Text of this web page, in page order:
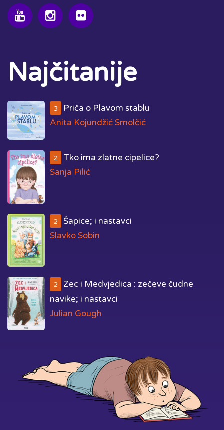
Najčitanije
3
Priča o Plavom stablu
Anita Kojundžić Smolčić
2
Tko ima zlatne cipelice?
Sanja Pilić
2
Šapice; i nastavci
Slavko Sobin
2
Zec i Medvjedica : zečeve čudne
navike; i nastavci
Julian Gough